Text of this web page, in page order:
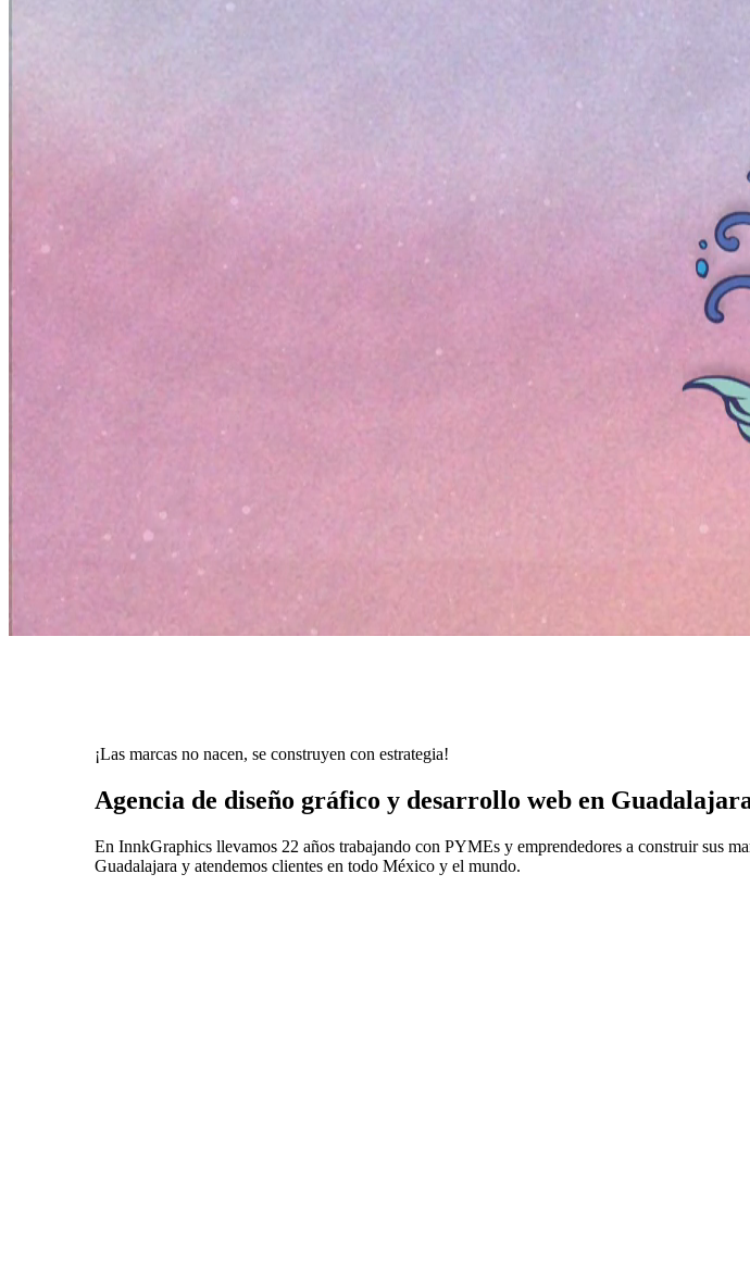
¡Las marcas no nacen, se construyen con estrategia!
Agencia de diseño gráfico y desarrollo web en
En InnkGraphics llevamos 22 años trabajando con PYMEs y emprendedores a construir sus
Guadalajara y atendemos clientes en todo México y el mundo.